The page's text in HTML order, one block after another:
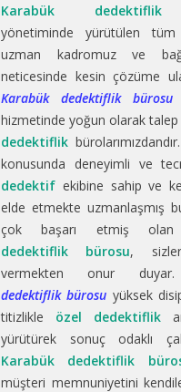
Karabük dedektiflik
yönetiminde yürütülen tüm
uzman kadromuz ve
neticesinde kesin çözüme
Karabük dedektiflik bürosu
hizmetinde yoğun olarak
dedektiflik bürolarımızdandır.
konusunda deneyimli ve
dedektif ekibine sahip ve
elde etmekte uzmanlaşmış
çok başarı etmiş
dedektiflik bürosu,
vermekten onur
dedektiflik bürosu yüksek
titizlikle özel dedektiflik
yürütürek sonuç odaklı
Karabük dedektiflik
müşteri memnuniyetini